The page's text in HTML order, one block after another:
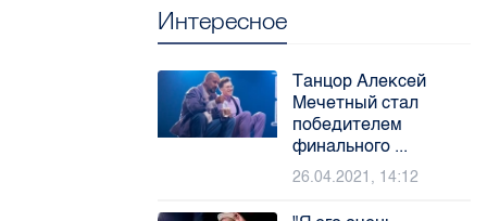
Интересное
Танцор Алексей
Мечетный стал
победителем
финального ...
26.04.2021, 14:12